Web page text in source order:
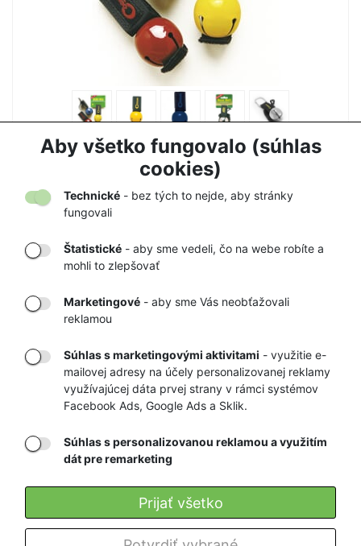
Aby všetko fungovalo (súhlas
cookies)
Technické - bez tých to nejde, aby stránky
fungovali
Štatistické - aby sme vedeli, čo na webe robíte a
mohli to zlepšovať
Marketingové - aby sme Vás neobťažovali
reklamou
Súhlas s marketingovými aktivitami - využitie e-
mailovej adresy na účely personalizovanej reklamy
využívajúcej dáta prvej strany v rámci systémov
Facebook Ads, Google Ads a Sklik.
Súhlas s personalizovanou reklamou a využitím
dát pre remarketing
Prijať všetko
ZVONČEK NA MEDVEDE COGHLANS
7,50 € 7,90 €
TOVARU AŽ K
VÁM DOMOV
OBCHOD
RÝCHLE
DORUČENIE
GARANCIA
NAJNIŽŠÍCH CIEN